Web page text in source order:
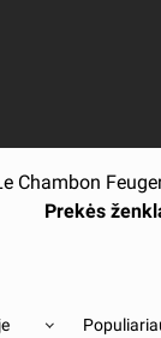
Chambon
Prekės